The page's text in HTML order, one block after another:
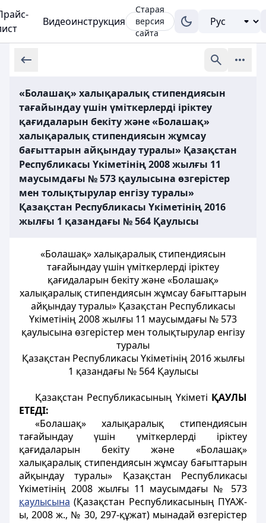
Видеоинструкция
Старая
версия
сайта
«Болашақ» халықаралық стипендиясын
тағайындау үшін үміткерлерді іріктеу
қағидаларын бекіту және «Болашақ»
халықаралық стипендиясын жұмсау
бағыттарын айқындау туралы» Қазақстан
Республикасы Үкіметінің 2008 жылғы 11
маусымдағы № 573 қаулысына өзгерістер
мен толықтырулар енгізу туралы»
Қазақстан Республикасы Үкіметінің 2016
жылғы 1 қазандағы № 564 Қаулысы
«Болашақ» халықаралық стипендиясын
тағайындау үшін үміткерлерді іріктеу
қағидаларын бекіту және «Болашақ»
халықаралық стипендиясын жұмсау бағыттарын
айқындау туралы» Қазақстан Республикасы
Үкіметінің 2008 жылғы 11 маусымдағы № 573
қаулысына өзгерістер мен толықтырулар енгізу
туралы
Қазақстан Республикасы Үкіметінің 2016 жылғы
1 қазандағы № 564 Қаулысы
Қазақстан Республикасының Үкіметі ҚАУЛЫ
ЕТЕДІ:
«Болашақ» халықаралық стипендиясын
тағайындау үшін үміткерлерді іріктеу
қағидаларын бекіту және «Болашақ»
халықаралық стипендиясын жұмсау бағыттарын
айқындау туралы» Қазақстан Республикасы
Үкіметінің 2008 жылғы 11 маусымдағы № 573
қаулысына (Қазақстан Республикасының ПҮАЖ-
ы, 2008 ж., № 30, 297-құжат) мынадай өзгерістер